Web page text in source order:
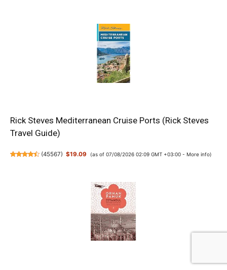
Rick Steves Mediterranean Cruise Ports (Rick Steves
Travel Guide)
(45567) $19.09 (as of 07/08/2026 02:09 GMT +03:00 - More info)